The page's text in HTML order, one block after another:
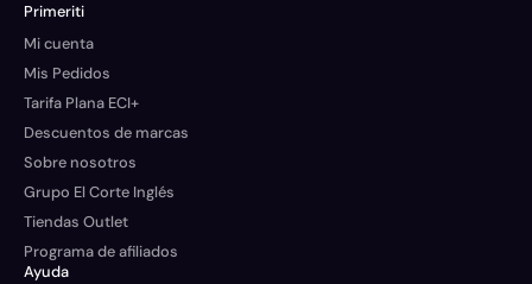
Primeriti
Mi cuenta
Mis Pedidos
Tarifa Plana ECI+
Descuentos de marcas
Sobre nosotros
Grupo El Corte Inglés
Tiendas Outlet
Programa de afiliados
Ayuda